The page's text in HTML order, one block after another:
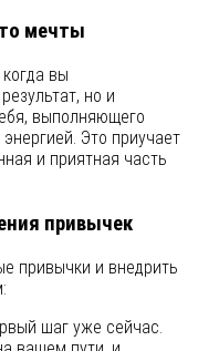
мечты
вы
но и
выполняющего
Это приучает
и приятная часть
привычек
привычки и внедрить
шаг уже сейчас.